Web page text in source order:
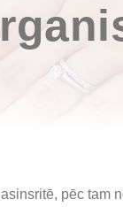
pēc tam